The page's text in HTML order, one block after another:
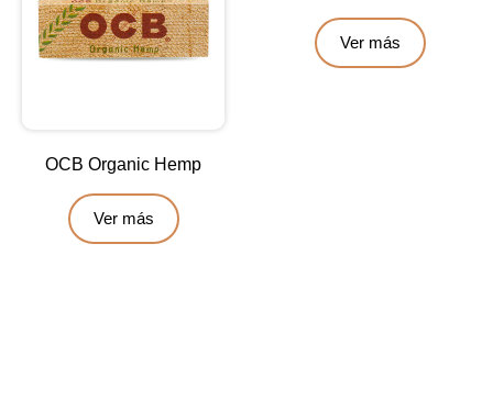
OCB Organic Hemp
Ver más
Ver más